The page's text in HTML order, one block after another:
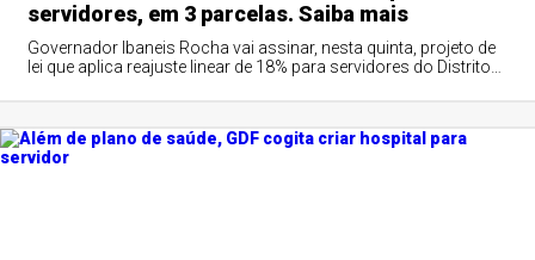
servidores, em 3 parcelas. Saiba mais
Governador Ibaneis Rocha vai assinar, nesta quinta, projeto de
lei que aplica reajuste linear de 18% para servidores do Distrito